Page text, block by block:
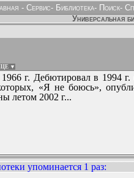
- Сервис- Библиотека- Поиск-
Универсальная
▼
г. Дебютировал в 1994
«Я не боюсь»,
летом 2002 г...
упоминается 1 раз: